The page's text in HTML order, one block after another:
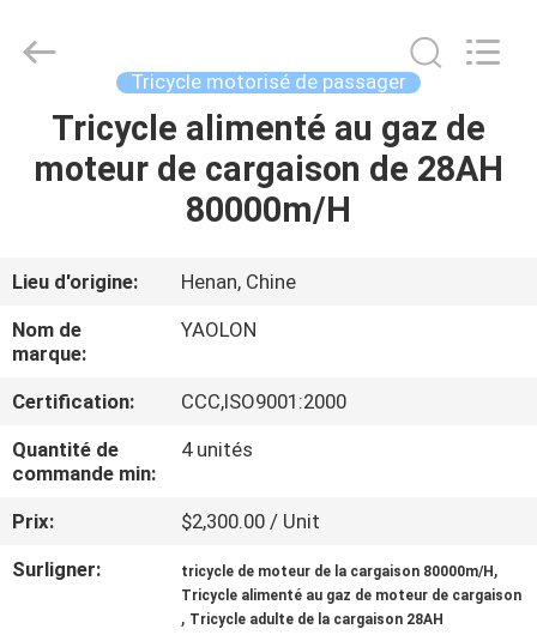
MAISON
AU
SUJET
DE
NOUS
VISITE
D'USINE
Motorcycle
Reserved.
Tricycle motorisé de passager
Tricycle alimenté au gaz de
moteur de cargaison de 28AH
80000m/H
Lieu d'origine:
Henan, Chine
Nom de
marque:
YAOLON
Certification:
CCC,ISO9001:2000
Quantité de
commande min:
4 unités
Prix:
$2,300.00 / Unit
Surligner:
tricycle de moteur de la cargaison 80000m/H ,
Tricycle alimenté au gaz de moteur de cargaison
, Tricycle adulte de la cargaison 28AH